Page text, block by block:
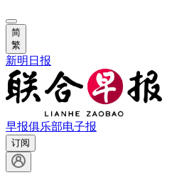
简
繁
新明日报
早报俱乐部电子报
订阅